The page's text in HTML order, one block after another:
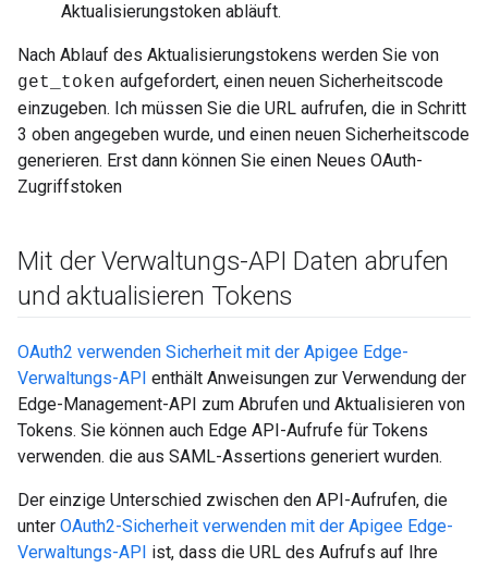
Aktualisierungstoken abläuft.
Nach Ablauf des Aktualisierungstokens werden Sie von
get_token aufgefordert, einen neuen Sicherheitscode
einzugeben. Ich müssen Sie die URL aufrufen, die in Schritt
3 oben angegeben wurde, und einen neuen Sicherheitscode
generieren. Erst dann können Sie einen Neues OAuth-
Zugriffstoken
Mit der Verwaltungs-API Daten abrufen
und aktualisieren Tokens
OAuth2 verwenden Sicherheit mit der Apigee Edge-
Verwaltungs-API enthält Anweisungen zur Verwendung der
Edge-Management-API zum Abrufen und Aktualisieren von
Tokens. Sie können auch Edge API-Aufrufe für Tokens
verwenden. die aus SAML-Assertions generiert wurden.
Der einzige Unterschied zwischen den API-Aufrufen, die
unter OAuth2-Sicherheit verwenden mit der Apigee Edge-
Verwaltungs-API ist, dass die URL des Aufrufs auf Ihre